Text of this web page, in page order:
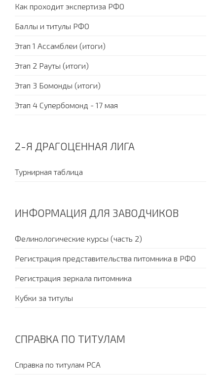
Как проходит экспертиза РФО
Баллы и титулы РФО
Этап 1 Ассамблеи (итоги)
Этап 2 Рауты (итоги)
Этап 3 Бомонды (итоги)
Этап 4 Супербомонд - 17 мая
2-Я ДРАГОЦЕННАЯ ЛИГА
Турнирная таблица
ИНФОРМАЦИЯ ДЛЯ ЗАВОДЧИКОВ
Фелинологические курсы (часть 2)
Регистрация представительства питомника в РФО
Регистрация зеркала питомника
Кубки за титулы
СПРАВКА ПО ТИТУЛАМ
Справка по титулам PCA